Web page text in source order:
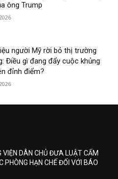
ông Trump
người Mỹ rời bỏ thị trường
Điều gì đang đẩy cuộc khủng
đỉnh điểm?
VIỆN DÂN CHỦ ĐƯA LUẬT CẤM
PHÒNG HẠN CHẾ ĐỐI VỚI BÁO